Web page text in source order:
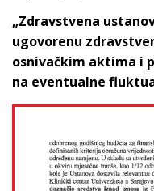
„Zdravstvena
ugovorenu
osnivačkim aktima i
na eventualne